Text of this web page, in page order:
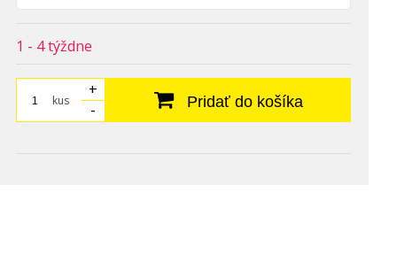
1 - 4 týždne
kus
+
-
Pridať do košíka